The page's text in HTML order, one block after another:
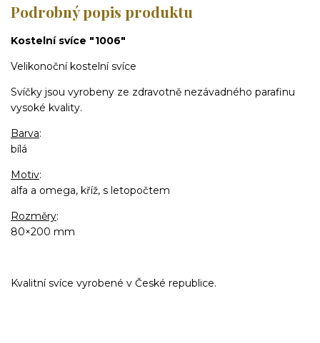
Podrobný popis produktu
Kostelní svíce "1006"
Velikonoční kostelní svíce
Svíčky jsou vyrobeny ze zdravotně nezávadného parafinu
vysoké kvality.
Barva:
bílá
Motiv:
alfa a omega, kříž, s letopočtem
Rozměry:
80×200 mm
Kvalitní svíce vyrobené v České republice.